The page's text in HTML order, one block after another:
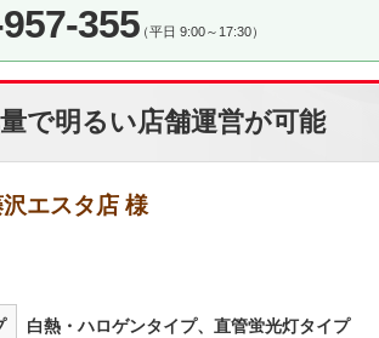
355（平日 9:00～17:30）
で明るい店舗運営が可能
エスタ店 様
白熱・ハロゲンタイプ、直管蛍光灯タイプ